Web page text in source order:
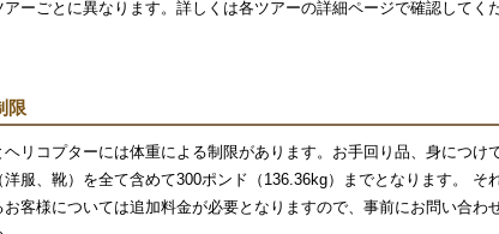
アーごとに異なります。詳しくは各ツアーの詳細ページで確認してく
限
ヘリコプターには体重による制限があります。お手回り品、身につけ
洋服、靴）を全て含めて300ポンド（136.36kg）までとなります。 そ
お客様については追加料金が必要となりますので、事前にお問い合わ